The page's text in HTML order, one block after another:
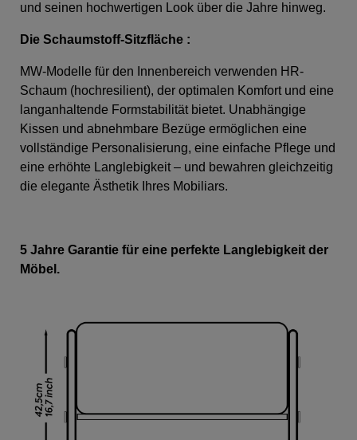
und seinen hochwertigen Look über die Jahre hinweg.
Die Schaumstoff-Sitzfläche :
MW-Modelle für den Innenbereich verwenden HR-
Schaum (hochresilient), der optimalen Komfort und eine
langanhaltende Formstabilität bietet. Unabhängige
Kissen und abnehmbare Bezüge ermöglichen eine
vollständige Personalisierung, eine einfache Pflege und
eine erhöhte Langlebigkeit – und bewahren gleichzeitig
die elegante Ästhetik Ihres Mobiliars.
5 Jahre Garantie für eine perfekte Langlebigkeit der
Möbel.